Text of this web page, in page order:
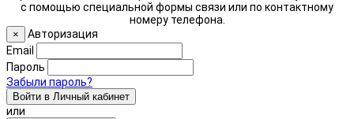
с помощью специальной формы связи или по контактному
номеру телефона.
×
Авторизация
Email
Пароль
Забыли пароль?
Войти в Личный кабинет
или